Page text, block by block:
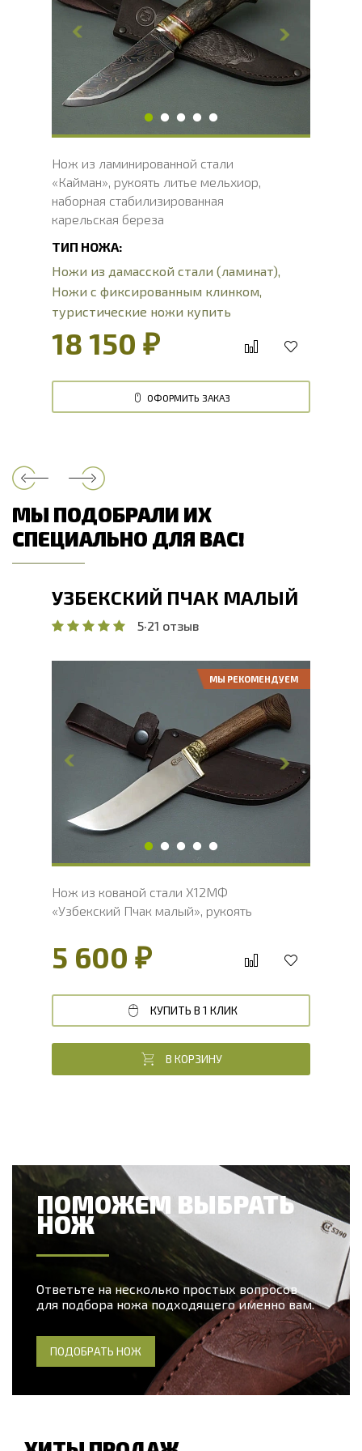
Ширина клинка, мм
Толщина обуха, мм
Ширина рукояти, мм
32.2
Длина рукояти, мм
125
Толщина рукояти, мм
24.8
Твердость клинка, HRC
60 - 62 HRC
Нож из ламинированной стали
«Кайман», рукоять литье мельхиор,
наборная стабилизированная
карельская береза
ТИП НОЖА:
Ножи из дамасской стали (ламинат),
Ножи с фиксированным клинком,
туристические ножи купить
18 150 ₽
ОФОРМИТЬ ЗАКАЗ
МЫ ПОДОБРАЛИ ИХ
СПЕЦИАЛЬНО ДЛЯ ВАС!
УЗБЕКСКИЙ ПЧАК МАЛЫЙ
5·21 отзыв
Общая длина, мм
260
Длина клинка, мм
132
Ширина клинка, мм
37.6
Толщина обуха, мм
Ширина рукояти, мм
23.1
Длина рукояти, мм
128
Толщина рукояти, мм
19.4
Твердость клинка, HRC
МЫ РЕКОМЕНДУЕМ
Нож из кованой стали Х12МФ
«Узбекский Пчак малый», рукоять
5 600 ₽
КУПИТЬ В 1 КЛИК
В КОРЗИНУ
ПОМОЖЕМ ВЫБРАТЬ
НОЖ
Ответьте на несколько простых вопросов
для подбора ножа подходящего именно вам.
ПОДОБРАТЬ НОЖ